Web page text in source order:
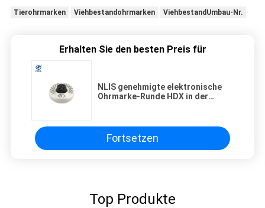
Tierohrmarken Viehbestandohrmarken ViehbestandUmbau-Nr.
Erhalten Sie den besten Preis für
NLIS genehmigte elektronische
Ohrmarke-Runde HDX in der
Fortsetzen
Top Produkte